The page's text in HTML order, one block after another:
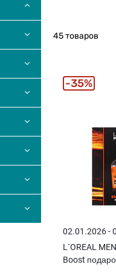
45 товаров
02.01.2026 -
L`OREAL
Boost
35%